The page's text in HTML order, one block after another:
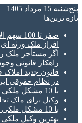
پنج‌شنبه 15 مرداد 1405
تازه‌ ترین‌ها
صفر تا
افراز ملک ورثه ای
اگر مستأجر ملک
راهکار قانونی
قانون جدید املاک
در نظام حقوقی
با 10 مشکل ملکی در تهران آشنا شوید | راه حل‌ها کدامند؟
وکیل برای ملک
با 10 مشکل ملکی در تهران آشنا شوید | راه حل‌ها کدامند؟
بهترین وکیل